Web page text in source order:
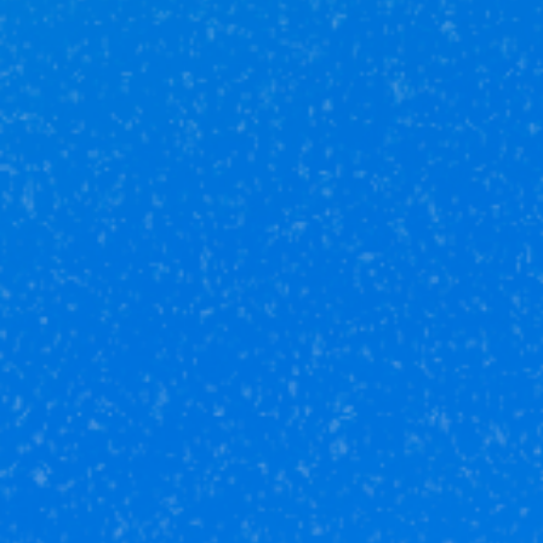
земельном участке?
Можно ли приватизировать квартиру через
Ваше агентство?
Юникор Услуги
Получай кешбэк от 5 000 рублей
Скачивай приложение на свой смартфон
Юникор Агент
Приложение для агентов Unikor
Скачивай приложение на свой смартфон
Стоимость объектов недвижимости и иных товаров
не включенных в «Прайс-лист» носит
исключительно